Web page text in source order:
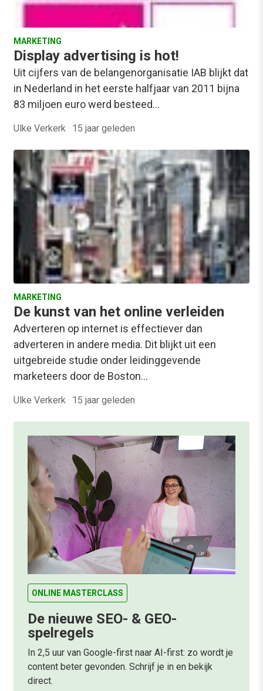
MARKETING
Display advertising is hot!
Uit cijfers van de belangenorganisatie IAB blijkt dat
in Nederland in het eerste halfjaar van 2011 bijna
83 miljoen euro werd besteed…
Ulke Verkerk · 15 jaar geleden
MARKETING
De kunst van het online verleiden
Adverteren op internet is effectiever dan
adverteren in andere media. Dit blijkt uit een
uitgebreide studie onder leidinggevende
marketeers door de Boston…
Ulke Verkerk · 15 jaar geleden
ONLINE MASTERCLASS
De nieuwe SEO- & GEO-
spelregels
In 2,5 uur van Google-first naar AI-first: zo wordt je
content beter gevonden. Schrijf je in en bekijk
direct.